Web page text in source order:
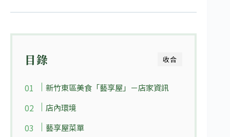
收合
目錄
新竹東區美食「藝享屋」－店家資訊
店內環境
藝享屋菜單